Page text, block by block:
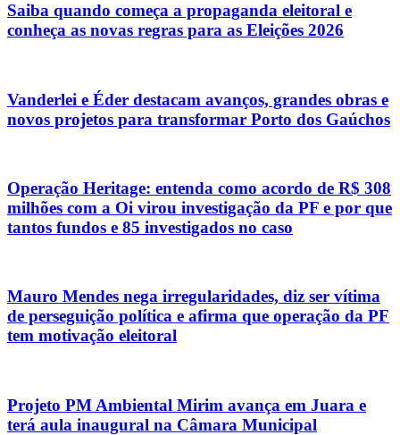
Saiba quando começa a propaganda eleitoral e
conheça as novas regras para as Eleições 2026
Vanderlei e Éder destacam avanços, grandes obras e
novos projetos para transformar Porto dos Gaúchos
Operação Heritage: entenda como acordo de R$ 308
milhões com a Oi virou investigação da PF e por que
tantos fundos e 85 investigados no caso
Mauro Mendes nega irregularidades, diz ser vítima
de perseguição política e afirma que operação da PF
tem motivação eleitoral
Projeto PM Ambiental Mirim avança em Juara e
terá aula inaugural na Câmara Municipal